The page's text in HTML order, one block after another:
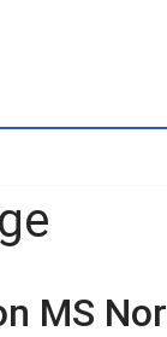
MS